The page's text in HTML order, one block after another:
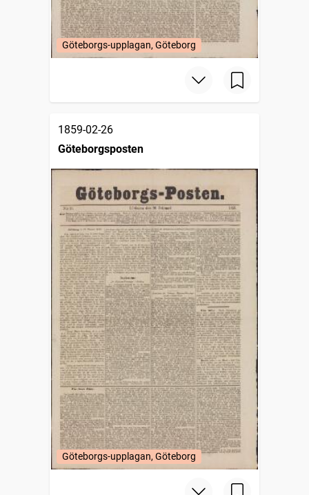
Göteborgs-upplagan, Göteborg
1859-02-26
Göteborgsposten
Göteborgs-upplagan, Göteborg